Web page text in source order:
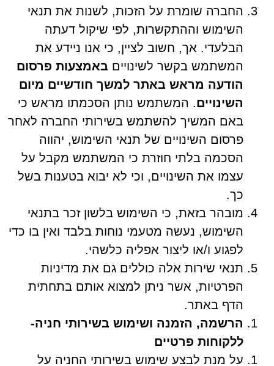
החברה שומרת על הזכות, לשנות את תנאי
השימוש וההתקשרות, לפי שיקול דעתה
הבלעדי. אך, חשוב לציין, כי אנו ניידע את
המשתמש בקשר לשינויים באמצעות פרסום
הודעה מראש באתר למשך חודשיים מיום
השינויים. המשתמש נותן הסכמתו מראש כי
באם המשיך להשתמש בשירותי החברה לאחר
פרסום השינויים של תנאי השימוש, יהווה
הסכמה בלתי חוזרת כי המשתמש מקבל על
עצמו את השינויים, וכי לא יבוא בטענות בשל
כך.
מובהר בזאת, כי השימוש בלשון זכר בתנאי
השימוש, נעשה מטעמי נוחות בלבד ואין בו כדי
לפגוע ו/או ליצור אפליה כלשהי.
תנאי שירות אלה כוללים גם את מדיניות
הפרטיות, אשר ניתן למצוא אותם בתחתית
הדף באתר.
הרשמה, הזמנה ושימוש בשירותי חניה-
ללקוחות פרטיים
על מנת לבצע שימוש בשירותי החניה על